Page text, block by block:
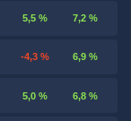
5,5 % 7,2 %
-4,3 % 6,9 %
5,0 % 6,8 %